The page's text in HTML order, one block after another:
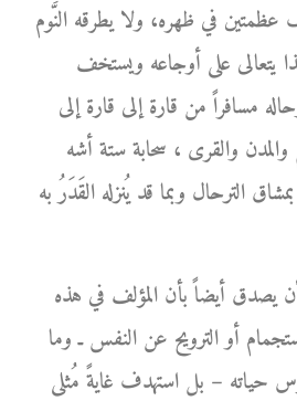
عظمتين في ظهره، ولا يطرقه النَّوم
يتعالى على أوجاعه ويستخف
مسافراً من قارة إلى قارة إلى
والقرى ، سحابة ستة أشه
الترحال وبما قد يُنزله القَدَرُ به
يصدق أيضاً بأن المؤلف في هذه
أو الترويح عن النفس ـ وما
حياته – بل استهدف غايةً مُثلى